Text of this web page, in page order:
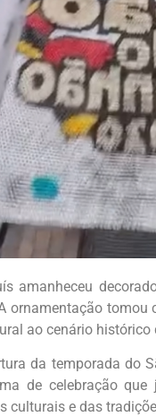
amanheceu
ornamentação
ao cenário histórico
da temporada do
de celebração
culturais e das